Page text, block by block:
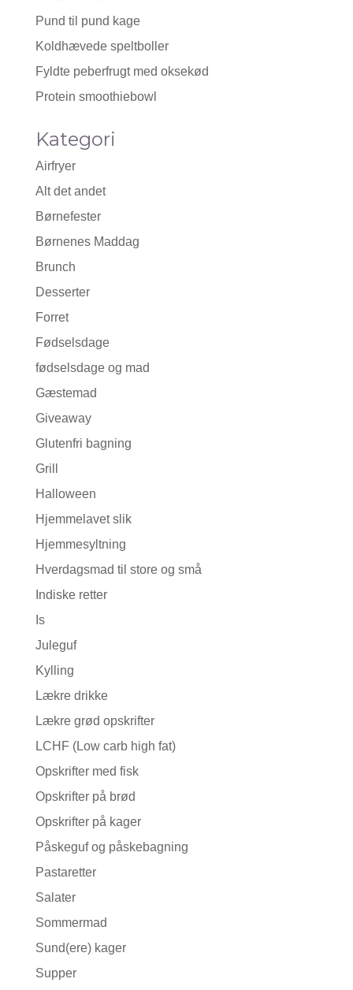
Pund til pund kage
Koldhævede speltboller
Fyldte peberfrugt med oksekød
Protein smoothiebowl
Kategori
Airfryer
Alt det andet
Børnefester
Børnenes Maddag
Brunch
Desserter
Forret
Fødselsdage
fødselsdage og mad
Gæstemad
Giveaway
Glutenfri bagning
Grill
Halloween
Hjemmelavet slik
Hjemmesyltning
Hverdagsmad til store og små
Indiske retter
Is
Juleguf
Kylling
Lækre drikke
Lækre grød opskrifter
LCHF (Low carb high fat)
Opskrifter med fisk
Opskrifter på brød
Opskrifter på kager
Påskeguf og påskebagning
Pastaretter
Salater
Sommermad
Sund(ere) kager
Supper